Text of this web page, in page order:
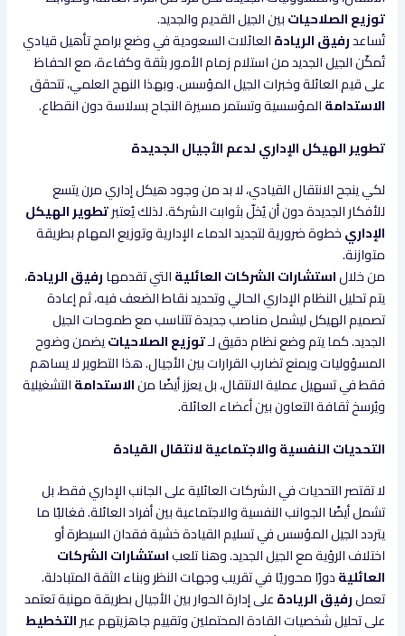
توزيع الصلاحياتبين الجيل القديم والجديد.
تُساعدرفيق الريادةالعائلات السعودية في وضع برامج تأهيل قيادي
تُمكّن الجيل الجديد من استلام زمام الأمور بثقة وكفاءة، مع الحفاظ
على قيم العائلة وخبرات الجيل المؤسس. وبهذا النهج العلمي، تتحقق
الاستدامةالمؤسسية وتستمر مسيرة النجاح بسلاسة دون انقطاع.
تطوير الهيكل الإداري لدعم الأجيال الجديدة
لكي ينجح الانتقال القيادي، لا بد من وجود هيكل إداري مرن يتسع
للأفكار الجديدة دون أن يُخلّ بثوابت الشركة. لذلك يُعتبرتطوير الهيكل
الإداريخطوة ضرورية لتجديد الدماء الإدارية وتوزيع المهام بطريقة
متوازنة.
من خلالاستشارات الشركات العائليةالتي تقدمهارفيق الريادة،
يتم تحليل النظام الإداري الحالي وتحديد نقاط الضعف فيه، ثم إعادة
تصميم الهيكل ليشمل مناصب جديدة تتناسب مع طموحات الجيل
الجديد. كما يتم وضع نظام دقيق لـتوزيع الصلاحياتيضمن وضوح
المسؤوليات ويمنع تضارب القرارات بين الأجيال. هذا التطوير لا يساهم
فقط في تسهيل عملية الانتقال، بل يعزز أيضًا منالاستدامةالتشغيلية
ويُرسخ ثقافة التعاون بين أعضاء العائلة.
التحديات النفسية والاجتماعية لانتقال القيادة
لا تقتصر التحديات في الشركات العائلية على الجانب الإداري فقط، بل
تشمل أيضًا الجوانب النفسية والاجتماعية بين أفراد العائلة. فغالبًا ما
يتردد الجيل المؤسس في تسليم القيادة خشية فقدان السيطرة أو
اختلاف الرؤية مع الجيل الجديد. وهنا تلعباستشارات الشركات
العائليةدورًا محوريًا في تقريب وجهات النظر وبناء الثقة المتبادلة.
تعملرفيق الريادةعلى إدارة الحوار بين الأجيال بطريقة مهنية تعتمد
على تحليل شخصيات القادة المحتملين وتقييم جاهزيتهم عبرالتخطيط